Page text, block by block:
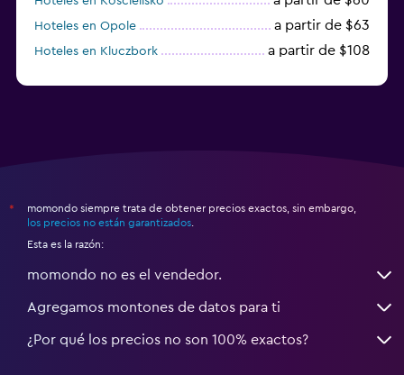
Hoteles en Opole a partir de $63
Hoteles en Kluczbork a partir de $108
*
momondo siempre trata de obtener precios exactos, sin embargo,
los precios no están garantizados
Esta es la razón:
momondo no es el vendedor.
Agregamos montones de datos para ti
¿Por qué los precios no son 100% exactos?